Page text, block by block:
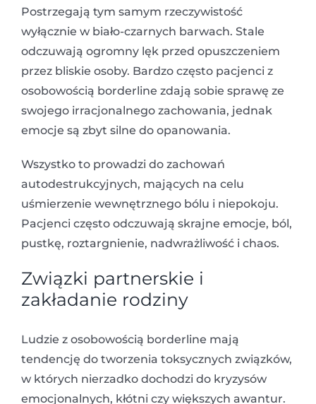
Postrzegają tym samym rzeczywistość
wyłącznie w biało-czarnych barwach. Stale
odczuwają ogromny lęk przed opuszczeniem
przez bliskie osoby. Bardzo często pacjenci z
osobowością borderline zdają sobie sprawę ze
swojego irracjonalnego zachowania, jednak
emocje są zbyt silne do opanowania.
Wszystko to prowadzi do zachowań
autodestrukcyjnych, mających na celu
uśmierzenie wewnętrznego bólu i niepokoju.
Pacjenci często odczuwają skrajne emocje, ból,
pustkę, roztargnienie, nadwrażliwość i chaos.
Związki partnerskie i
zakładanie rodziny
Ludzie z osobowością borderline mają
tendencję do tworzenia toksycznych związków,
w których nierzadko dochodzi do kryzysów
emocjonalnych, kłótni czy większych awantur.